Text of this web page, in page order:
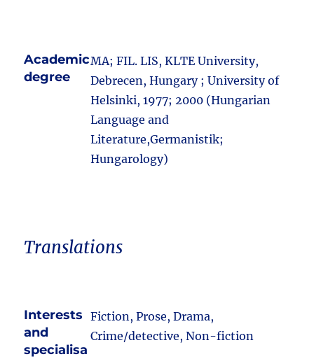
Academic
degree
MA; FIL. LIS, KLTE University,
Debrecen, Hungary ; University of
Helsinki, 1977; 2000 (Hungarian
Language and
Literature,Germanistik;
Hungarology)
Translations
Interests
and
specialisa
Fiction, Prose, Drama,
Crime/detective, Non-fiction